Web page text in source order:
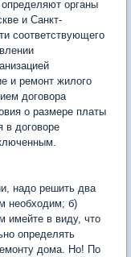
органы
и Санкт-
соответствующего
и ремонт жилого
договора
о размере платы
в договоре
надо решить два
необходим; б)
имейте в виду, что
определять
дома. Но! По